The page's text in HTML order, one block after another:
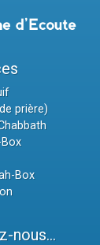
prière)
Box
nous...